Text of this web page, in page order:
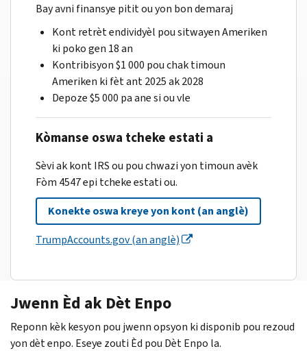
Bay avni finansye pitit ou yon bon demaraj
Kont retrèt endividyèl pou sitwayen Ameriken
ki poko gen 18 an
Kontribisyon $1 000 pou chak timoun
Ameriken ki fèt ant 2025 ak 2028
Depoze $5 000 pa ane si ou vle
Kòmanse oswa tcheke estati a
Sèvi ak kont IRS ou pou chwazi yon timoun avèk
Fòm 4547 epi tcheke estati ou.
Konekte oswa kreye yon kont (an anglè)
TrumpAccounts.gov (an anglè)
Jwenn Èd ak Dèt Enpo
Reponn kèk kesyon pou jwenn opsyon ki disponib pou rezoud
yon dèt enpo. Eseye zouti Èd pou Dèt Enpo la.